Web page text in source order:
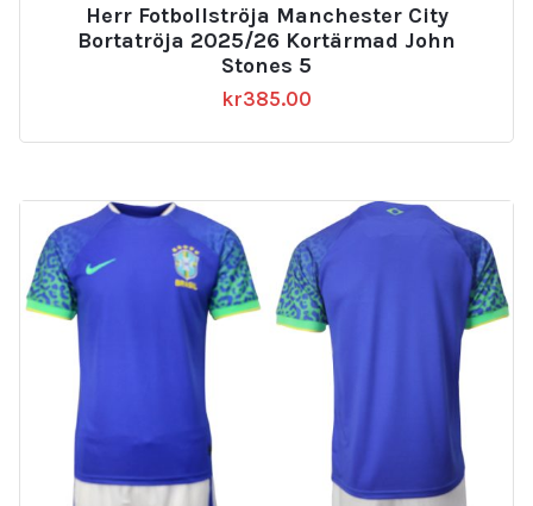
Herr Fotbollströja Manchester City
Bortatröja 2025/26 Kortärmad John
Stones 5
kr385.00